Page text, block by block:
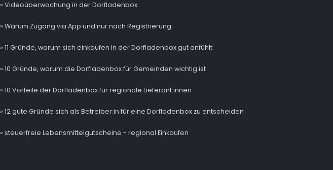
» Videoüberwachung in der Dorfladenbox
» Warum Zugang via App und nur nach Registrierung
» 11 Gründe, warum sich einkaufen in der Dorfladenbox gut anfühlt
» 10 Gründe, warum die Dorfladenbox für Gemeinden wichtig ist
» 10 Vorteile der Dorfladenbox für regionale Lieferant:innen
» 12 gute Gründe sich als Betreiber:in für eine Dorfladenbox zu entscheiden
» steuerfreie Lebensmittelgutscheine - regional Einkaufen